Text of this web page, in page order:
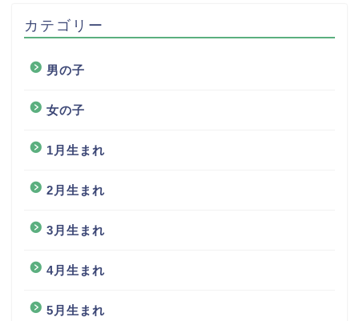
カテゴリー
男の子
女の子
1月生まれ
2月生まれ
3月生まれ
4月生まれ
5月生まれ